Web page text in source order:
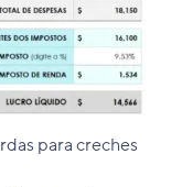
para creches